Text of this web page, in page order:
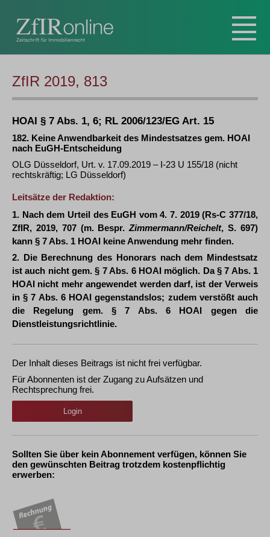
ZfIR 2019, 813
HOAI § 7 Abs. 1, 6; RL 2006/123/EG Art. 15
182. Keine Anwendbarkeit des Mindestsatzes gem. HOAI
nach EuGH-Entscheidung
OLG Düsseldorf, Urt. v. 17.09.2019 – I-23 U 155/18 (nicht
rechtskräftig; LG Düsseldorf)
Leitsätze der Redaktion:
1. Nach dem Urteil des EuGH vom 4. 7. 2019 (Rs-C 377/18,
ZfIR, 2019, 707 (m. Bespr.Zimmermann/Reichelt, S. 697)
kann § 7 Abs. 1 HOAI keine Anwendung mehr finden.
2. Die Berechnung des Honorars nach dem Mindestsatz
ist auch nicht gem. § 7 Abs. 6 HOAI möglich. Da § 7 Abs. 1
HOAI nicht mehr angewendet werden darf, ist der Verweis
in § 7 Abs. 6 HOAI gegenstandslos; zudem verstößt auch
die Regelung gem. § 7 Abs. 6 HOAI gegen die
Dienstleistungsrichtlinie.
Der Inhalt dieses Beitrags ist nicht frei verfügbar.
Für Abonnenten ist der Zugang zu Aufsätzen und
Rechtsprechung frei.
Login
Sollten Sie über kein Abonnement verfügen, können Sie
den gewünschten Beitrag trotzdem kostenpflichtig
erwerben: